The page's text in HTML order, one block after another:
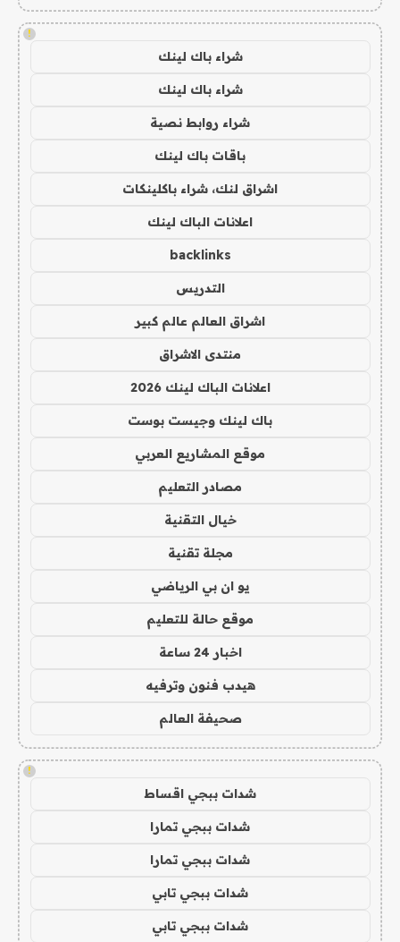
!
شراء باك لينك
شراء باك لينك
شراء روابط نصية
باقات باك لينك
اشراق لنك، شراء باكلينكات
اعلانات الباك لينك
backlinks
التدريس
اشراق العالم عالم كبير
منتدى الاشراق
اعلانات الباك لينك 2026
باك لينك وجيست بوست
موقع المشاريع العربي
مصادر التعليم
خيال التقنية
مجلة تقنية
يو ان بي الرياضي
موقع حالة للتعليم
اخبار 24 ساعة
هيدب فنون وترفيه
صحيفة العالم
!
شدات ببجي اقساط
شدات ببجي تمارا
شدات ببجي تمارا
شدات ببجي تابي
شدات ببجي تابي